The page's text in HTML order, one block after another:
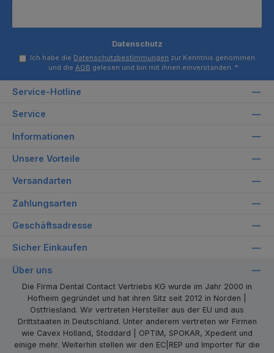
Datenschutz
Ich habe die Datenschutzbestimmungen zur Kenntnis genommen
und die AGB gelesen und bin mit ihnen einverstanden. *
Service-Hotline
Service
Informationen
Unsere Vorteile
Versandarten
Zahlungsarten
Geschäftsadresse
Sicher Einkaufen
Über uns
Die Firma Dental Contact Vertriebs KG wurde im Jahr 2000 in
Hofheim gegründet und hat ihren Sitz seit 2012 in Norden |
Ostfriesland. Wir vertreten Hersteller aus der EU und aus
Drittstaaten in Deutschland. Unter anderem vertreten wir Firmen
wie Cavex Holland, Stoddard | OPTIM, SPOKAR, Xpedent und
einige mehr. Weiterhin stellen wir den EC|REP und Importer für die